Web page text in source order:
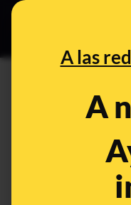
A las
A
¿La